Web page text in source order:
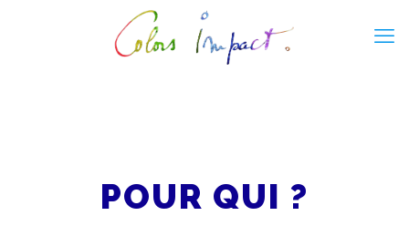
POUR QUI ?